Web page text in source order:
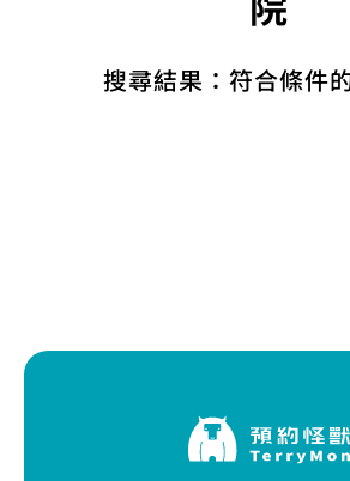
搜尋結果：符合條件